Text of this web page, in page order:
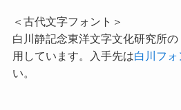
＜古代文字フォント＞
白川静記念東洋文字文化研究所
用しています。入手先は白川フォ
い。